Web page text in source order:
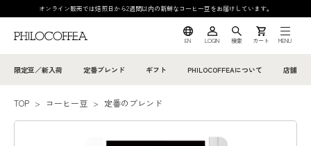
オンライン販売では焙煎日から2週間以内の新鮮なコーヒー豆をお届けしています。
EN LOGIN 検索 カート MENU
限定豆／新入荷 定番ブレンド ギフト PHILOCOFFEAについて 店舗
TOP > コーヒー豆 > 定番のブレンド